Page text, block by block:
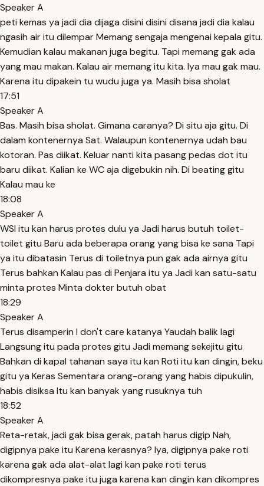
Speaker A
peti kemas ya jadi dia dijaga disini disini disana jadi dia kalau
ngasih air itu dilempar Memang sengaja mengenai kepala gitu.
Kemudian kalau makanan juga begitu. Tapi memang gak ada
yang mau makan. Kalau air memang itu kita. Iya mau gak mau.
Karena itu dipakein tu wudu juga ya. Masih bisa sholat
17:51
Speaker A
Bas. Masih bisa sholat. Gimana caranya? Di situ aja gitu. Di
dalam kontenernya Sat. Walaupun kontenernya udah bau
kotoran. Pas diikat. Keluar nanti kita pasang pedas dot itu
baru diikat. Kalian ke WC aja digebukin nih. Di beating gitu
Kalau mau ke
18:08
Speaker A
WSI itu kan harus protes dulu ya Jadi harus butuh toilet-
toilet gitu Baru ada beberapa orang yang bisa ke sana Tapi
ya itu dibatasin Terus di toiletnya pun gak ada airnya gitu
Terus bahkan Kalau pas di Penjara itu ya Jadi kan satu-satu
minta protes Minta dokter butuh obat
18:29
Speaker A
Terus disamperin I don't care katanya Yaudah balik lagi
Langsung itu pada protes gitu Jadi memang sekejitu gitu
Bahkan di kapal tahanan saya itu kan Roti itu kan dingin, beku
gitu ya Keras Sementara orang-orang yang habis dipukulin,
habis disiksa Itu kan banyak yang rusuknya tuh
18:52
Speaker A
Reta-retak, jadi gak bisa gerak, patah harus digip Nah,
digipnya pake itu Karena kerasnya? Iya, digipnya pake roti
karena gak ada alat-alat lagi kan pake roti terus
dikompresnya pake itu juga karena kan dingin kan dikompres